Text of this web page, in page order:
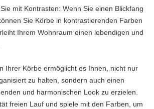
mit Kontrasten: Wenn Sie einen Blickfang
Sie Körbe in kontrastierenden Farben
Ihrem Wohnraum einen lebendigen und
Ihrer Körbe ermöglicht es Ihnen, nicht nur
zu halten, sondern auch einen
und harmonischen Look zu erzielen.
freien Lauf und spiele mit den Farben, um